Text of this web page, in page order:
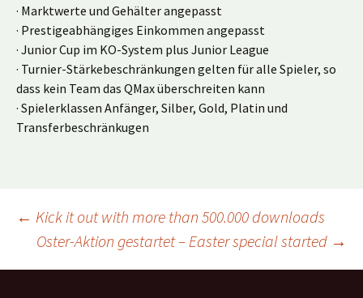
· Marktwerte und Gehälter angepasst
· Prestigeabhängiges Einkommen angepasst
· Junior Cup im KO-System plus Junior League
· Turnier-Stärkebeschränkungen gelten für alle Spieler, so
dass kein Team das QMax überschreiten kann
· Spielerklassen Anfänger, Silber, Gold, Platin und
Transferbeschränkugen
Beitragsnavigation
← Kick it out with more than 500.000 downloads
Oster-Aktion gestartet – Easter special started →